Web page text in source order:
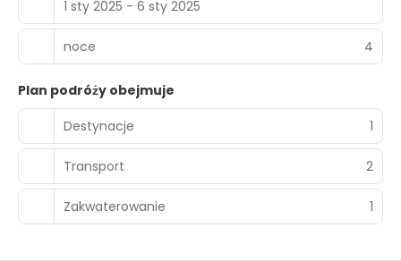
1 sty 2025 - 6 sty 2025
noce 4
Plan podróży obejmuje
Destynacje
1
Transport 2
Zakwaterowanie 1